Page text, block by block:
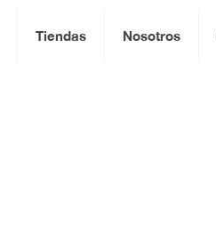
Tiendas Nosotros